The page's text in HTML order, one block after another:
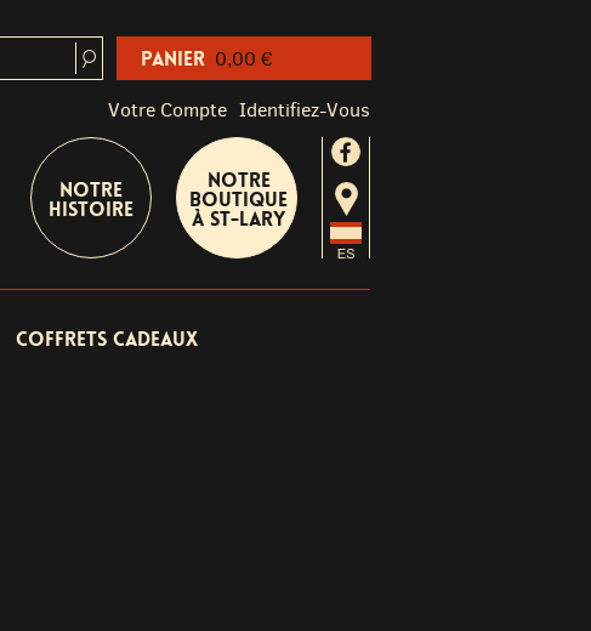
Votre Compte Identifiez-Vous
Notre
Histoire
Notre
boutique
à St-Lary
Coffrets cadeaux
Panier 0,00 €